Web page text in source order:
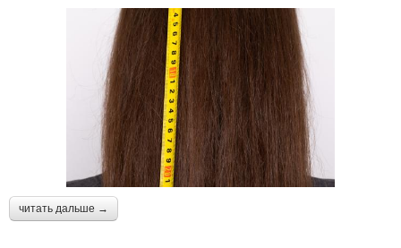
читать дальше →